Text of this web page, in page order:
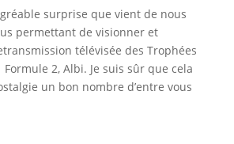
surprise que vient de nous
permettant de visionner et
télévisée des Trophées
2, Albi. Je suis sûr que cela
un bon nombre d’entre vous